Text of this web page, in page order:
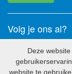
Volg je ons al?
Deze
website te